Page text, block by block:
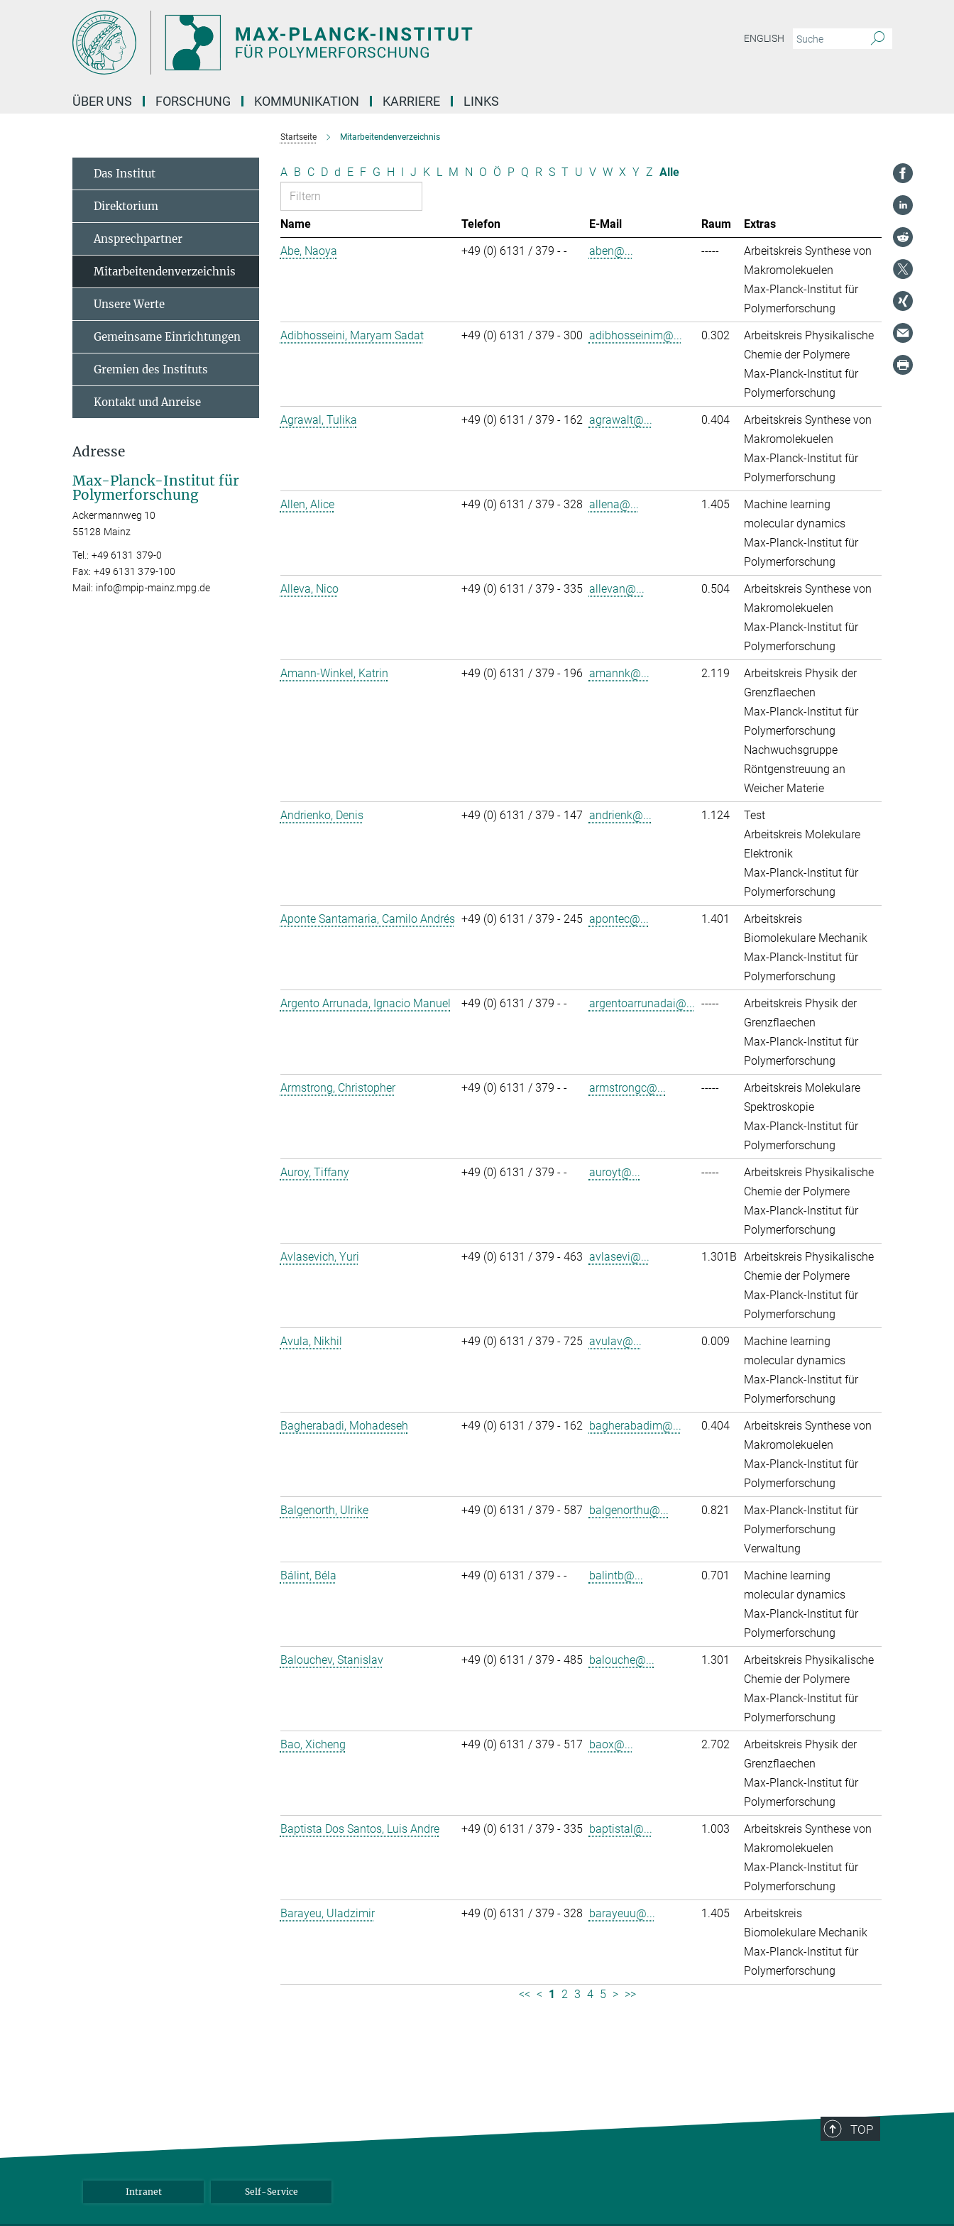
ENGLISH
ÜBER UNS FORSCHUNG KOMMUNIKATION KARRIERE LINKS
Startseite Mitarbeitendenverzeichnis
A B C D d E F G H I J K L M N O Ö P Q R S T U V W X Y Z Alle
Name Telefon E-Mail Raum
Extras
Abe, Naoya
+49 (0) 6131 / 379 - - aben@... -----
Arbeitskreis Synthese von
Makromolekuelen
Max-Planck-Institut für
Polymerforschung
Adibhosseini, Maryam Sadat
+49 (0) 6131 / 379 - 300 adibhosseinim@... 0.302
Arbeitskreis Physikalische
Chemie der Polymere
Max-Planck-Institut für
Polymerforschung
Agrawal, Tulika
+49 (0) 6131 / 379 - 162 agrawalt@... 0.404
Arbeitskreis Synthese von
Makromolekuelen
Max-Planck-Institut für
Polymerforschung
Allen, Alice
+49 (0) 6131 / 379 - 328 allena@... 1.405
Machine learning
molecular dynamics
Max-Planck-Institut für
Polymerforschung
Alleva, Nico
+49 (0) 6131 / 379 - 335 allevan@... 0.504
Arbeitskreis Synthese von
Makromolekuelen
Max-Planck-Institut für
Polymerforschung
Amann-Winkel, Katrin
+49 (0) 6131 / 379 - 196 amannk@... 2.119
Arbeitskreis Physik der
Grenzflaechen
Max-Planck-Institut für
Polymerforschung
Nachwuchsgruppe
Röntgenstreuung an
Weicher Materie
Andrienko, Denis
+49 (0) 6131 / 379 - 147 andrienk@... 1.124
Test
Arbeitskreis Molekulare
Elektronik
Max-Planck-Institut für
Polymerforschung
Aponte Santamaria, Camilo Andrés +49 (0) 6131 / 379 - 245 apontec@... 1.401
Arbeitskreis
Biomolekulare Mechanik
Max-Planck-Institut für
Polymerforschung
Argento Arrunada, Ignacio Manuel
+49 (0) 6131 / 379 - - argentoarrunadai@... -----
Arbeitskreis Physik der
Grenzflaechen
Max-Planck-Institut für
Polymerforschung
Armstrong, Christopher
+49 (0) 6131 / 379 - - armstrongc@... -----
Arbeitskreis Molekulare
Spektroskopie
Max-Planck-Institut für
Polymerforschung
Auroy, Tiffany
+49 (0) 6131 / 379 - - auroyt@... -----
Arbeitskreis Physikalische
Chemie der Polymere
Max-Planck-Institut für
Polymerforschung
Avlasevich, Yuri
+49 (0) 6131 / 379 - 463 avlasevi@... 1.301B Arbeitskreis Physikalische
Chemie der Polymere
Max-Planck-Institut für
Polymerforschung
Avula, Nikhil
+49 (0) 6131 / 379 - 725 avulav@... 0.009
Machine learning
molecular dynamics
Max-Planck-Institut für
Polymerforschung
Bagherabadi, Mohadeseh
+49 (0) 6131 / 379 - 162 bagherabadim@... 0.404
Arbeitskreis Synthese von
Makromolekuelen
Max-Planck-Institut für
Polymerforschung
Balgenorth, Ulrike
+49 (0) 6131 / 379 - 587 balgenorthu@... 0.821
Max-Planck-Institut für
Polymerforschung
Verwaltung
Bálint, Béla
+49 (0) 6131 / 379 - - balintb@... 0.701
Machine learning
molecular dynamics
Max-Planck-Institut für
Polymerforschung
Balouchev, Stanislav
+49 (0) 6131 / 379 - 485 balouche@... 1.301
Arbeitskreis Physikalische
Chemie der Polymere
Max-Planck-Institut für
Polymerforschung
Bao, Xicheng
+49 (0) 6131 / 379 - 517 baox@... 2.702
Arbeitskreis Physik der
Grenzflaechen
Max-Planck-Institut für
Polymerforschung
Baptista Dos Santos, Luis Andre
+49 (0) 6131 / 379 - 335 baptistal@... 1.003
Arbeitskreis Synthese von
Makromolekuelen
Max-Planck-Institut für
Polymerforschung
Barayeu, Uladzimir
+49 (0) 6131 / 379 - 328 barayeuu@... 1.405
Arbeitskreis
Biomolekulare Mechanik
Max-Planck-Institut für
Polymerforschung
<< < 1 2 3 4 5 > >>
Das Institut
Direktorium
Ansprechpartner
Mitarbeitendenverzeichnis
Unsere Werte
Gemeinsame Einrichtungen
Gremien des Instituts
Kontakt und Anreise
Adresse
Max-Planck-Institut für
Polymerforschung
Ackermannweg 10
55128 Mainz
Tel.: +49 6131 379-0
Fax: +49 6131 379-100
Mail: info@mpip-mainz.mpg.de
TOP
Intranet Self-Service